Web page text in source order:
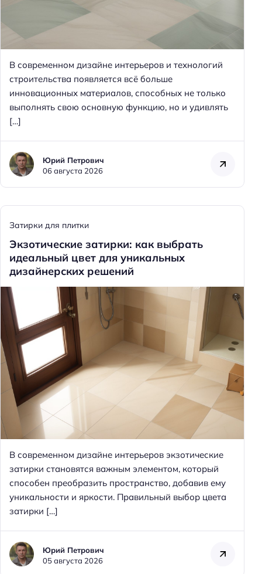
В современном дизайне интерьеров и технологий
строительства появляется всё больше
инновационных материалов, способных не только
выполнять свою основную функцию, но и удивлять
[…]
Юрий Петрович
06 августа 2026
Затирки для плитки
Экзотические затирки: как выбрать
идеальный цвет для уникальных
дизайнерских решений
В современном дизайне интерьеров экзотические
затирки становятся важным элементом, который
способен преобразить пространство, добавив ему
уникальности и яркости. Правильный выбор цвета
затирки […]
Юрий Петрович
05 августа 2026